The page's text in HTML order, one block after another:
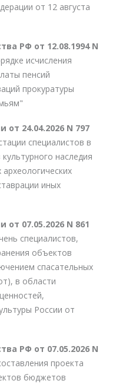
от 12 августа
РФ от 12.08.1994 N
исчисления
пенсий
прокуратуры
24.04.2026 N 797
специалистов в
наследия
иных
07.05.2026 N 861
специалистов,
объектов
спасательных
в области
России от
РФ от 07.05.2026 N
проекта
бюджетов